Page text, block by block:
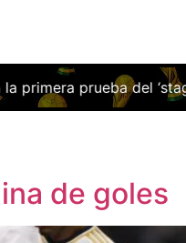
del ‘stage’ italiano
de goles